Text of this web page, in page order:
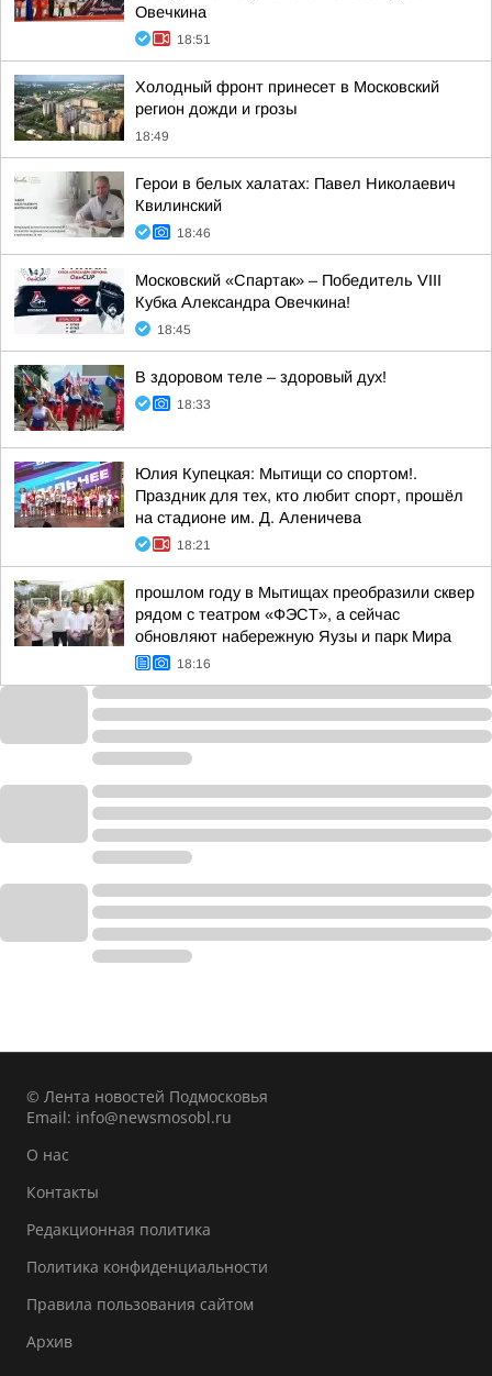
Овечкина
18:51
Холодный фронт принесет в Московский
регион дожди и грозы
18:49
Герои в белых халатах: Павел Николаевич
Квилинский
18:46
Московский «Спартак» – Победитель VIII
Кубка Александра Овечкина!
18:45
В здоровом теле – здоровый дух!
18:33
Юлия Купецкая: Мытищи со спортом!.
Праздник для тех, кто любит спорт, прошёл
на стадионе им. Д. Аленичева
18:21
прошлом году в Мытищах преобразили сквер
рядом с театром «ФЭСТ», а сейчас
обновляют набережную Яузы и парк Мира
18:16
© Лента новостей Подмосковья
Email: info@newsmosobl.ru
О нас
Контакты
Редакционная политика
Политика конфиденциальности
Правила пользования сайтом
Архив